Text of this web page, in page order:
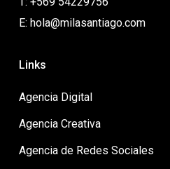
E: hola@milasantiago.com
Links
Agencia Digital
Agencia Creativa
Agencia de Redes Sociales